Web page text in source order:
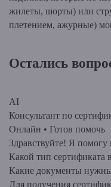
жилеты, шорты) или
плетением, ажурные)
Остались
AI
Консультант по
Онлайн • Готов помочь
Здравствуйте! Я
Какой тип сертификата
Какие документы
Для получения